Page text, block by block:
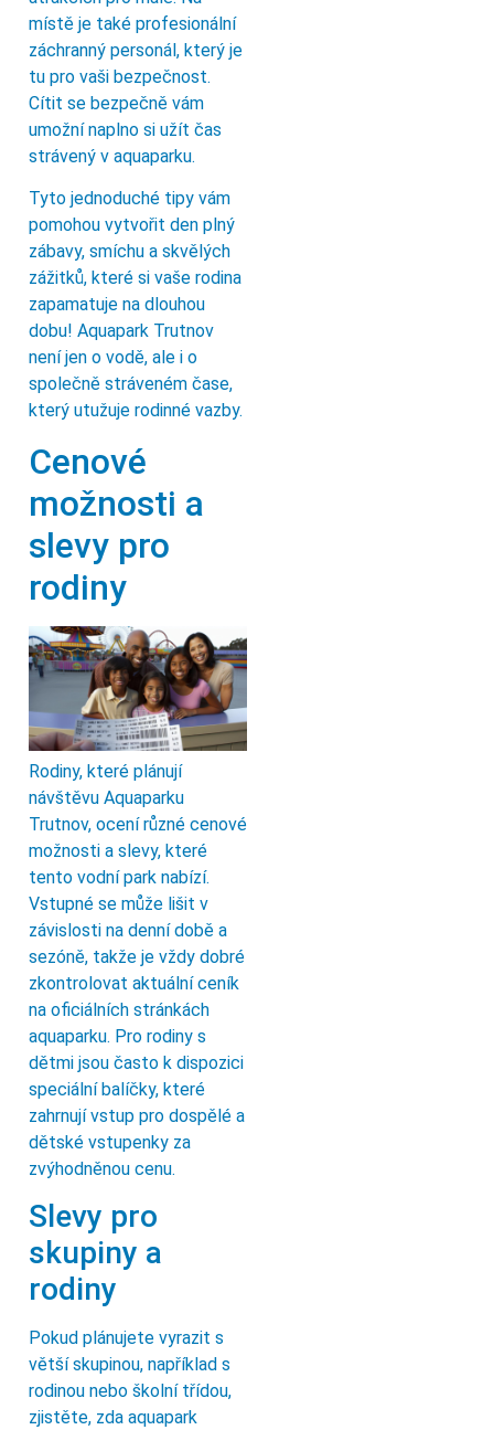
místě je také profesionální
záchranný personál, který je
tu pro vaši bezpečnost.
Cítit se bezpečně vám
umožní naplno si užít čas
strávený v aquaparku.
Tyto jednoduché tipy vám
pomohou vytvořit den plný
zábavy, smíchu a skvělých
zážitků, které si vaše rodina
zapamatuje na dlouhou
dobu! Aquapark Trutnov
není jen o vodě, ale i o
společně stráveném čase,
který utužuje rodinné vazby.
Cenové
možnosti a
slevy pro
rodiny
Rodiny, které plánují
návštěvu Aquaparku
Trutnov, ocení různé cenové
možnosti a slevy, které
tento vodní park nabízí.
Vstupné se může lišit v
závislosti na denní době a
sezóně, takže je vždy dobré
zkontrolovat aktuální ceník
na oficiálních stránkách
aquaparku. Pro rodiny s
dětmi jsou často k dispozici
speciální balíčky, které
zahrnují vstup pro dospělé a
dětské vstupenky za
zvýhodněnou cenu.
Slevy pro
skupiny a
rodiny
Pokud plánujete vyrazit s
větší skupinou, například s
rodinou nebo školní třídou,
zjistěte, zda aquapark